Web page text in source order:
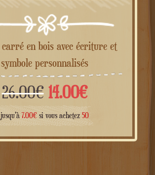
symbole personnalisés
26.00€ Le
prix
initial
14.00€Le
prix
actuel
jusqu'à 7.00€si vous achetez 50